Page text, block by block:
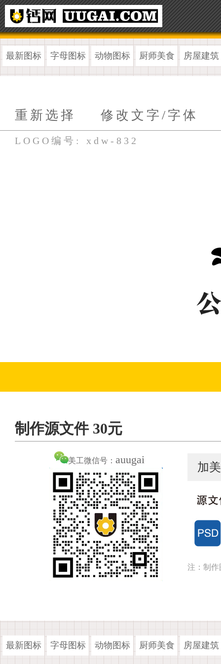
最新图标 字母图标 动物图标 厨师美食 房屋建筑
重新选择 修改文字/字体
LOGO编号: xdw-832
制作源文件 30元
美工微信号： auugai
加
注：制作
最新图标 字母图标 动物图标 厨师美食 房屋建筑